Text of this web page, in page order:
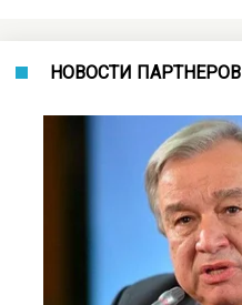
НОВОСТИ ПАРТНЕРОВ